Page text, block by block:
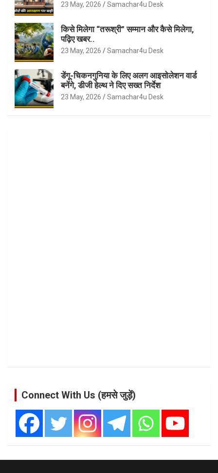
23 May, 2026 Samachar4u Desk
किसे मिलेगा “तरूश्री” सम्मान और कैसे मिलेगा,
पढ़िए खबर..
23 May, 2026 Samachar4u Desk
डेंगू-चिकनगुनिया के लिए अलग आइसोलेशन वार्ड
बनेंगे, डीजी हेल्थ ने दिए सख्त निर्देश
23 May, 2026 Samachar4u Desk
Connect With Us (हमसे जुड़ें)